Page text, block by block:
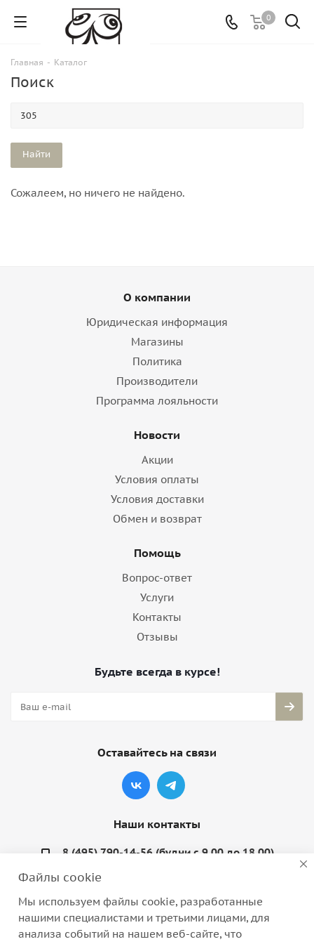
0
Главная - Каталог
Поиск
Сожалеем, но ничего не найдено.
О компании
Юридическая информация
Магазины
Политика
Производители
Программа лояльности
Новости
Акции
Условия оплаты
Условия доставки
Обмен и возврат
Помощь
Вопрос-ответ
Услуги
Контакты
Отзывы
Будьте всегда в курсе!
Оставайтесь на связи
Наши контакты
8 (495) 790-14-56 (будни с 9.00 до 18.00)
Варшавское шоссе, д. 132, стр. 9
Файлы cookie
Мы используем файлы cookie, разработанные
нашими специалистами и третьими лицами, для
анализа событий на нашем веб-сайте, что